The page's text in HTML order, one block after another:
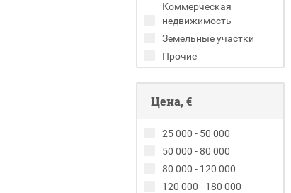
Коммерческая
недвижимость
Земельные участки
Прочие
Цена, €
25 000 - 50 000
50 000 - 80 000
80 000 - 120 000
120 000 - 180 000